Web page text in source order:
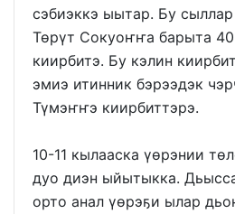
сэбиэккэ ыытар. Бу
Төрүт Сокуоҥҥа барыта
киирбитэ. Бу кэлин
эмиэ итинник бэрээдэк
Түмэҥҥэ киирбиттэрэ.
10-11 кылааска үөрэнии
дуо диэн ыйытыкка.
орто анал үөрэҕи ылар